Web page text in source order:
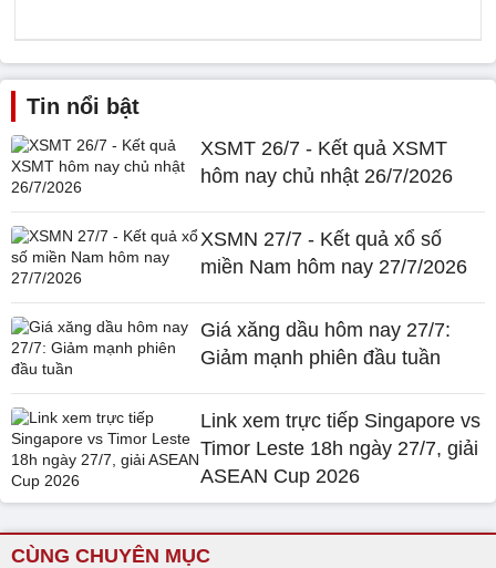
Tin nổi bật
XSMT 26/7 - Kết quả XSMT
hôm nay chủ nhật 26/7/2026
XSMN 27/7 - Kết quả xổ số
miền Nam hôm nay 27/7/2026
Giá xăng dầu hôm nay 27/7:
Giảm mạnh phiên đầu tuần
Link xem trực tiếp Singapore vs
Timor Leste 18h ngày 27/7, giải
ASEAN Cup 2026
CÙNG CHUYÊN MỤC